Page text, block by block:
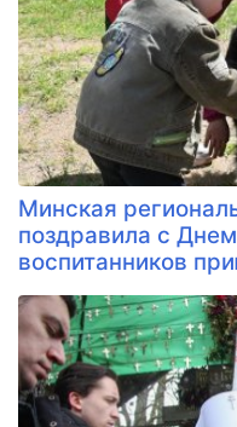
Минская
поздравила с
воспитанников